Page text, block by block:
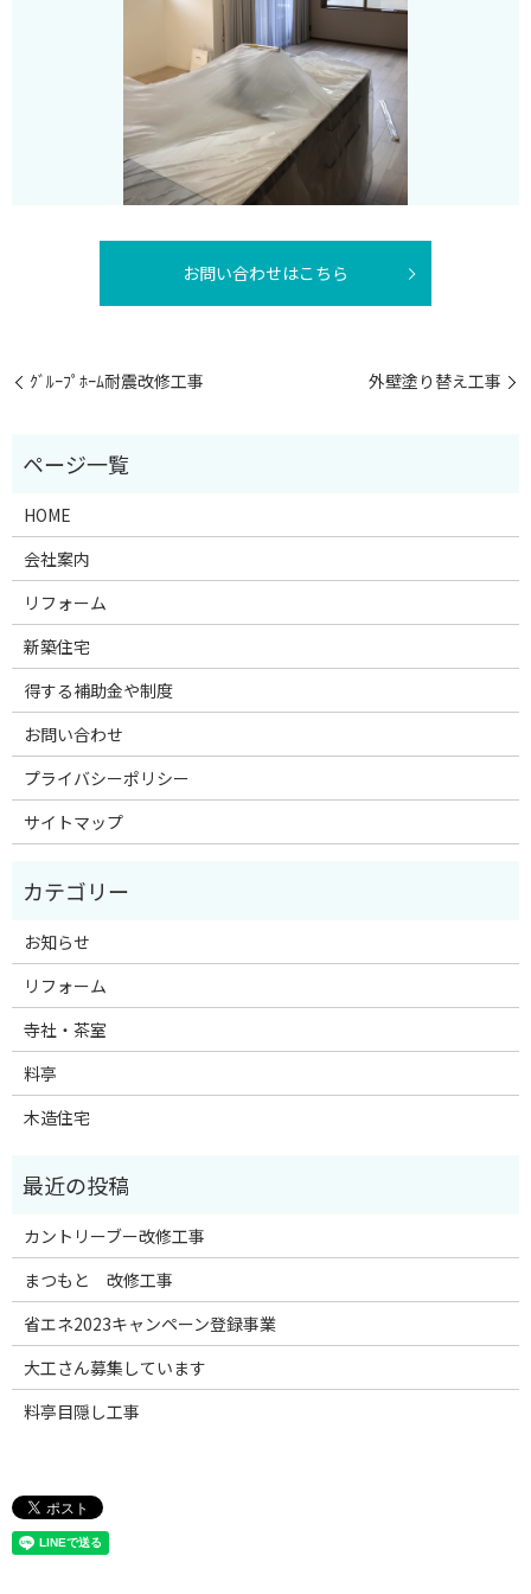
お問い合わせはこちら
ｸﾞﾙｰﾌﾟﾎｰﾑ耐震改修工事 外壁塗り替え工事
HOME
会社案内
リフォーム
新築住宅
得する補助金や制度
お問い合わせ
プライバシーポリシー
サイトマップ
お知らせ
リフォーム
寺社・茶室
料亭
木造住宅
カントリーブー改修工事
まつもと 改修工事
省エネ2023キャンペーン登録事業
大工さん募集しています
料亭目隠し工事